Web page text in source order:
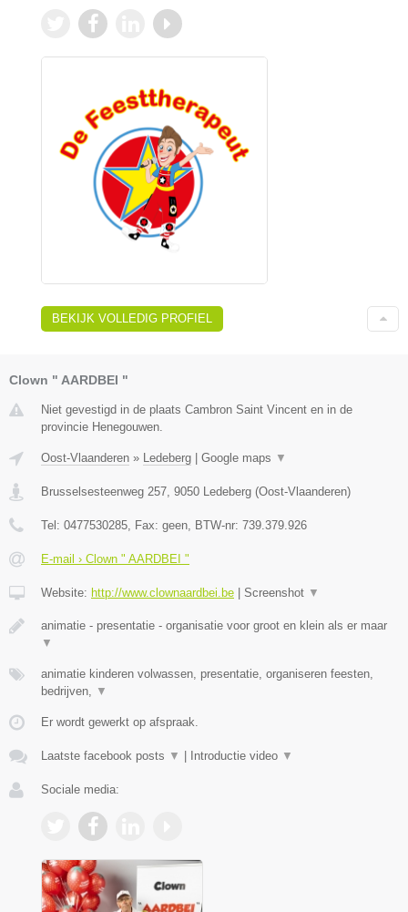
BEKIJK VOLLEDIG PROFIEL
Clown " AARDBEI "
Niet gevestigd in de plaats Cambron Saint Vincent en in de
provincie Henegouwen.
Oost-Vlaanderen » Ledeberg | Google maps ▼
Brusselsesteenweg 257 9050 Ledeberg (Oost-Vlaanderen)
Tel: 0477530285 , Fax: geen , BTW-nr: 739.379.926
E-mail › Clown " AARDBEI "
Website: http://www.clownaardbei.be | Screenshot ▼
animatie - presentatie - organisatie voor groot en klein als er maar
▼
animatie kinderen volwassen, presentatie, organiseren feesten,
bedrijven,
▼
Er wordt gewerkt op afspraak.
Laatste facebook posts ▼ | Introductie video ▼
Sociale media: